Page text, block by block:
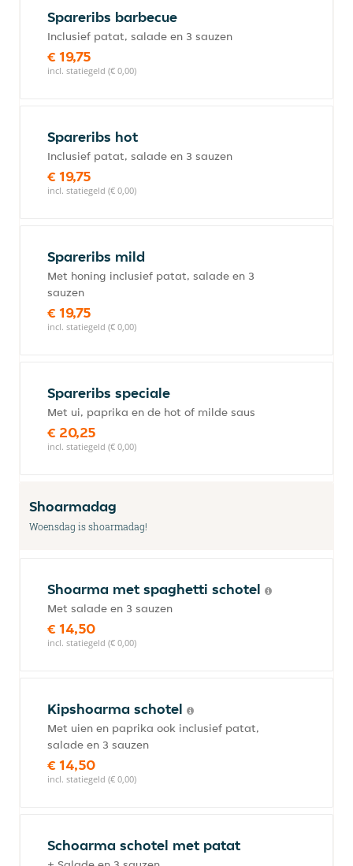
Spareribs barbecue
Inclusief patat, salade en 3 sauzen
€ 19,75
incl. statiegeld (€ 0,00)
Spareribs hot
Inclusief patat, salade en 3 sauzen
€ 19,75
incl. statiegeld (€ 0,00)
Spareribs mild
Met honing inclusief patat, salade en 3
sauzen
€ 19,75
incl. statiegeld (€ 0,00)
Spareribs speciale
Met ui, paprika en de hot of milde saus
€ 20,25
incl. statiegeld (€ 0,00)
Shoarmadag
Woensdag is shoarmadag!
Shoarma met spaghetti schotel
Met salade en 3 sauzen
€ 14,50
incl. statiegeld (€ 0,00)
Kipshoarma schotel
Met uien en paprika ook inclusief patat,
salade en 3 sauzen
€ 14,50
incl. statiegeld (€ 0,00)
Schoarma schotel met patat